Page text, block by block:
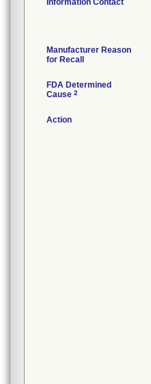
Information Contact
Manufacturer Reason
for Recall
FDA Determined
Cause 2
Action